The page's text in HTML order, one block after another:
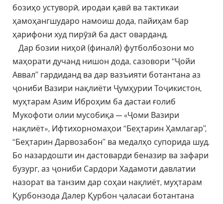
бозиҳо устуворӣ, иродаи қавӣ ва тактикаи
ҳамоҳангшударо намоиш дода, пайиҳам бар
ҳарифони худ пирӯзӣ ба даст оварданд.
Дар бозии ниҳоӣ (финалӣ) футболбозони мо
маҳорати дучанд нишон дода, сазовори “Ҷойи
Аввал” гардиданд ва дар вазъияти ботантана аз
ҷониби Вазири нақлиёти Ҷумҳурии Тоҷикистон,
муҳтарам Азим Иброҳим ба дастаи ғолиб
Мукофоти олии мусобиқа — «Ҷоми Вазири
нақлиёт», Ифтихорномаҳои “Беҳтарин Ҳамлагар”,
“Беҳтарин Дарвозабон” ва медалҳо супорида шуд.
Бо назардошти ин дастоварди беназир ва зафари
бузург, аз ҷониби Сардори Хадамоти давлатии
назорат ва танзим дар соҳаи нақлиёт, муҳтарам
Қурбонзода Далер Қурбон ҷаласаи ботантана